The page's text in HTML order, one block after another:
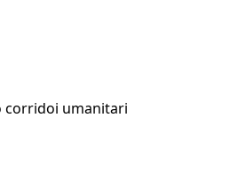
corridoi umanitari